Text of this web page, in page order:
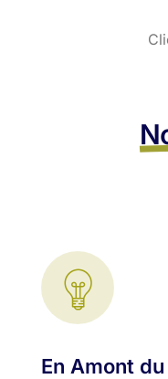
En Amont